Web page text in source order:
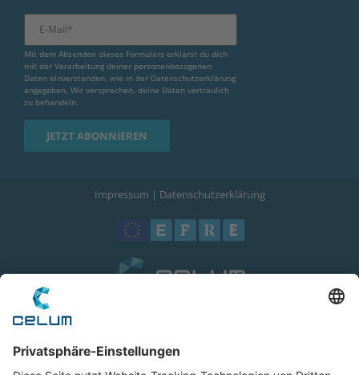
Mit dem Absenden dieses Formulars erklärst du dich
mit der Verarbeitung deiner personenbezogenen
Daten einverstanden, wie in der Datenschutzerklärung
angegeben. Wir versprechen, deine Daten vertraulich
zu behandeln.
Impressum | Datenschutzerklärung